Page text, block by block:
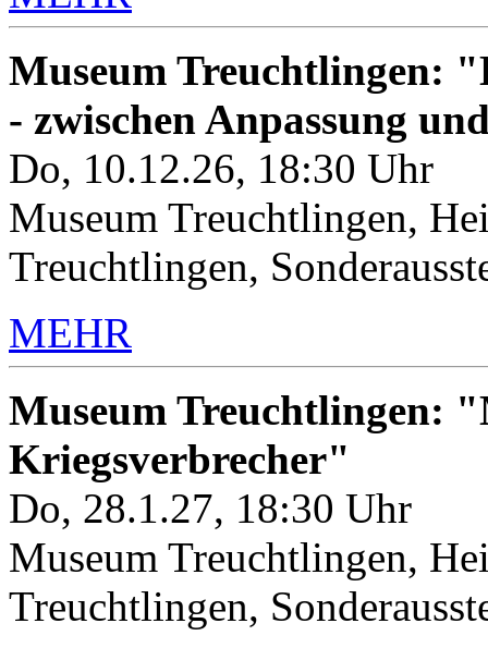
Museum Treuchtlingen:
- zwischen Anpassung
Do, 10.12.26, 18:30 Uhr
Museum Treuchtlingen,
Treuchtlingen,
MEHR
Museum Treuchtlingen:
Kriegsverbrecher"
Do, 28.1.27, 18:30 Uhr
Museum Treuchtlingen,
Treuchtlingen,